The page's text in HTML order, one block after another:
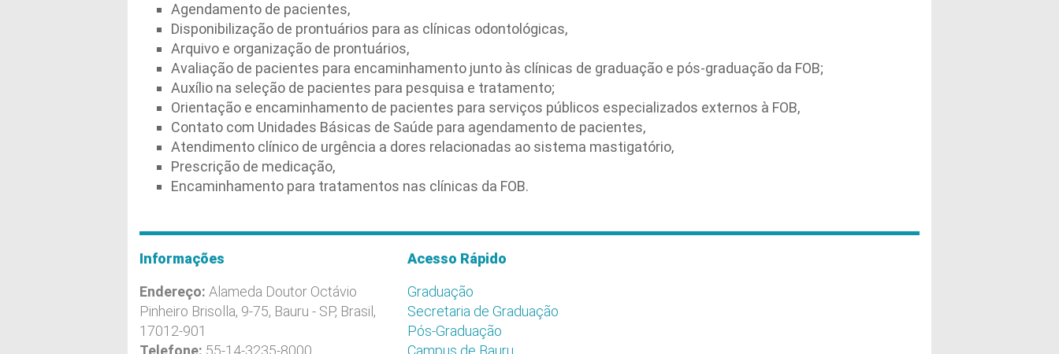
Agendamento de pacientes,
Disponibilização de prontuários para as clínicas odontológicas,
Arquivo e organização de prontuários,
Avaliação de pacientes para encaminhamento junto às clínicas de graduação e pós-graduação da FOB;
Auxílio na seleção de pacientes para pesquisa e tratamento;
Orientação e encaminhamento de pacientes para serviços públicos especializados externos à FOB,
Contato com Unidades Básicas de Saúde para agendamento de pacientes,
Atendimento clínico de urgência a dores relacionadas ao sistema mastigatório,
Prescrição de medicação,
Encaminhamento para tratamentos nas clínicas da FOB.
Informações
Endereço: Alameda Doutor Octávio
Pinheiro Brisolla, 9-75, Bauru - SP, Brasil,
17012-901
Telefone: 55-14-3235-8000
Acesso Rápido
Graduação
Secretaria de Graduação
Pós-Graduação
Campus de Bauru